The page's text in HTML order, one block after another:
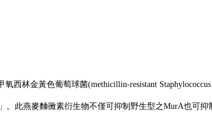
西林金黃色葡萄球菌(methicillin-resistant
此燕麥麯黴素衍生物不僅可抑制野生型之MurA也可